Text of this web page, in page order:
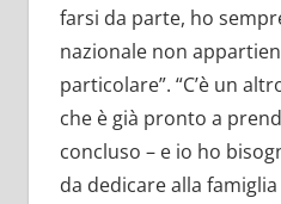
farsi da parte, ho
nazionale non
particolare”. “C’è un
che è già pronto a
concluso – e io ho
da dedicare alla